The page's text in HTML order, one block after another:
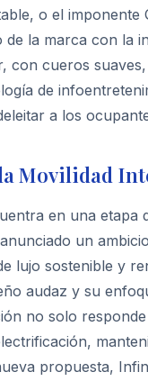
o el
la marca con la
con cueros
de
a los
Movilidad
en una etapa
un
lujo sostenible y
audaz y su
no solo
propuesta,